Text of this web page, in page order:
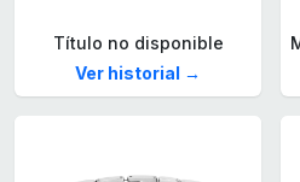
Título no disponible
Ver historial →